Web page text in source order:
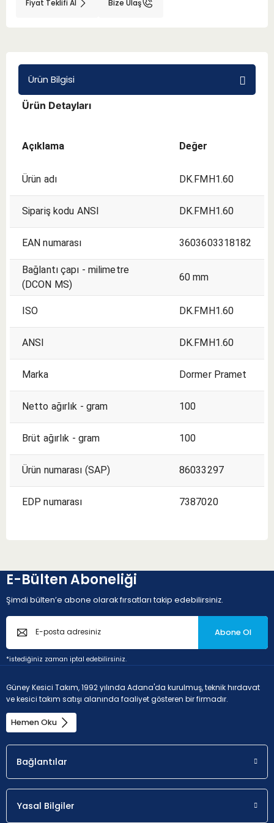
Adaptörler
Aksesuarlar
Fiyat Teklifi Al Bize Ulaş
Ürün Bilgisi
Ürün Detayları
Açıklama Değer
Ürün adı DK.FMH1.60
Sipariş kodu ANSI DK.FMH1.60
EAN numarası 3603603318182
Bağlantı çapı - milimetre
(DCON MS)
60 mm
ISO DK.FMH1.60
ANSI DK.FMH1.60
Marka Dormer Pramet
Netto ağırlık - gram 100
Brüt ağırlık - gram 100
Ürün numarası (SAP) 86033297
EDP numarası 7387020
E-Bülten Aboneliği
Şimdi bülten’e abone olarak fırsatları takip edebilirsiniz.
Abone Ol
*istediğiniz zaman iptal edebilirsiniz.
Güney Kesici Takım, 1992 yılında Adana'da kurulmuş, teknik hırdavat
ve kesici takım satışı alanında faaliyet gösteren bir firmadır.
Hemen Oku
Bağlantılar
Yasal Bilgiler